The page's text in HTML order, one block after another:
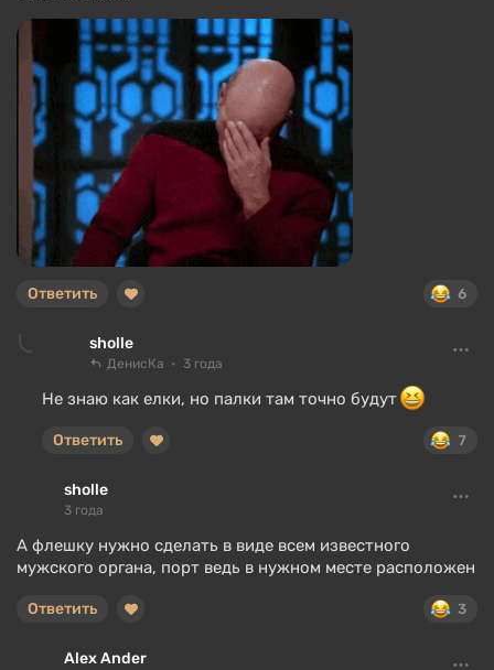
6
Ответить
sholle
ДенисКа 3 года
Не знаю как елки, но палки там точно будут
7
Ответить
sholle
3 года
А флешку нужно сделать в виде всем известного
мужского органа, порт ведь в нужном месте расположен
3
Ответить
Alex Ander